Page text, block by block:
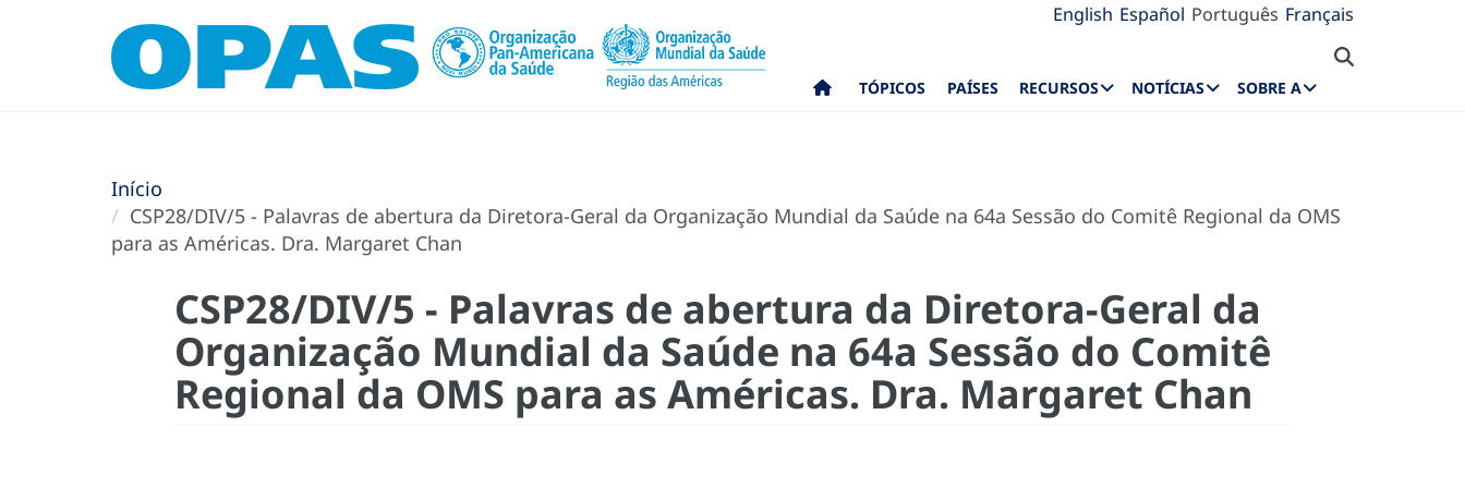
English Español Português Français
TÓPICOS PAÍSES RECURSOS NOTÍCIAS SOBRE A
Início
CSP28/DIV/5 - Palavras de abertura da Diretora-Geral da Organização Mundial da Saúde na 64a Sessão do Comitê Regional da OMS
para as Américas. Dra. Margaret Chan
CSP28/DIV/5 - Palavras de abertura da Diretora-Geral da
Organização Mundial da Saúde na 64a Sessão do Comitê
Regional da OMS para as Américas. Dra. Margaret Chan